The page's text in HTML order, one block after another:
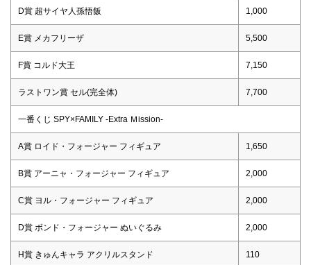
D賞 超サイヤ人孫悟飯 1,000
E賞 メカフリーザ 5,500
F賞 コルド大王 7,150
ラストワン賞 セル(完全体) 7,700
一番くじ SPY×FAMILY -Extra Ｍission-
A賞 ロイド・フォージャー フィギュア 1,650
B賞 アーニャ・フォージャー フィギュア 2,000
C賞 ヨル・フォージャー フィギュア 2,000
D賞 ボンド・フォージャー ぬいぐるみ 2,000
H賞 きゅんキャラ アクリルスタンド 110